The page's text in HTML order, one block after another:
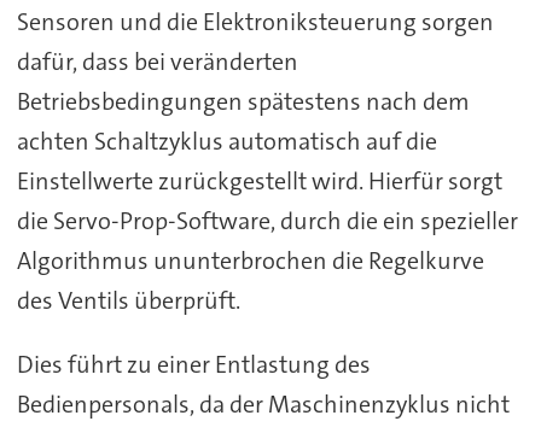
Sensoren und die Elektroniksteuerung sorgen
dafür, dass bei veränderten
Betriebsbedingungen spätestens nach dem
achten Schaltzyklus automatisch auf die
Einstellwerte zurückgestellt wird. Hierfür sorgt
die Servo-Prop-Software, durch die ein spezieller
Algorithmus ununterbrochen die Regelkurve
des Ventils überprüft.
Dies führt zu einer Entlastung des
Bedienpersonals, da der Maschinenzyklus nicht